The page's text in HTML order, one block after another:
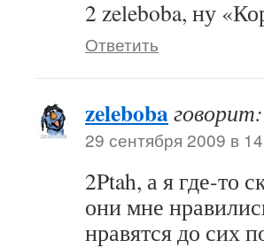
2 zeleboba, ну
Ответить
zelebobaговорит:
29 сентября 2009 в
2Ptah, а я где-то
они мне
нравятся до сих